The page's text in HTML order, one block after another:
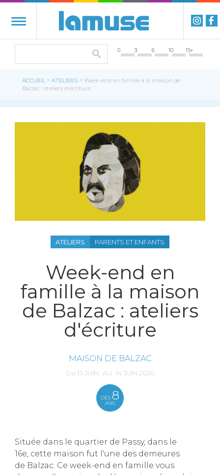
0 3 6 10 15+
ACCUEIL > ATELIERS > Week-end en famille à la maison de
Balzac : ateliers d'écriture
ATELIERS PARENTS ET ENFANTS
Week-end en
famille à la maison
de Balzac : ateliers
d'écriture
MAISON DE BALZAC
Du 13 JUIN AU 14 JUIN 2026
DÈS 8
ANS
Située dans le quartier de Passy, dans le
16e, cette maison fut l'une des demeures
de Balzac. Ce week-end en famille vous